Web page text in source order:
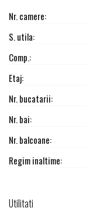
Nr. camere:
S. utila:
Comp.:
Etaj:
Nr. bucatarii:
Nr. bai:
Nr. balcoane:
Regim inaltime:
Utilitati